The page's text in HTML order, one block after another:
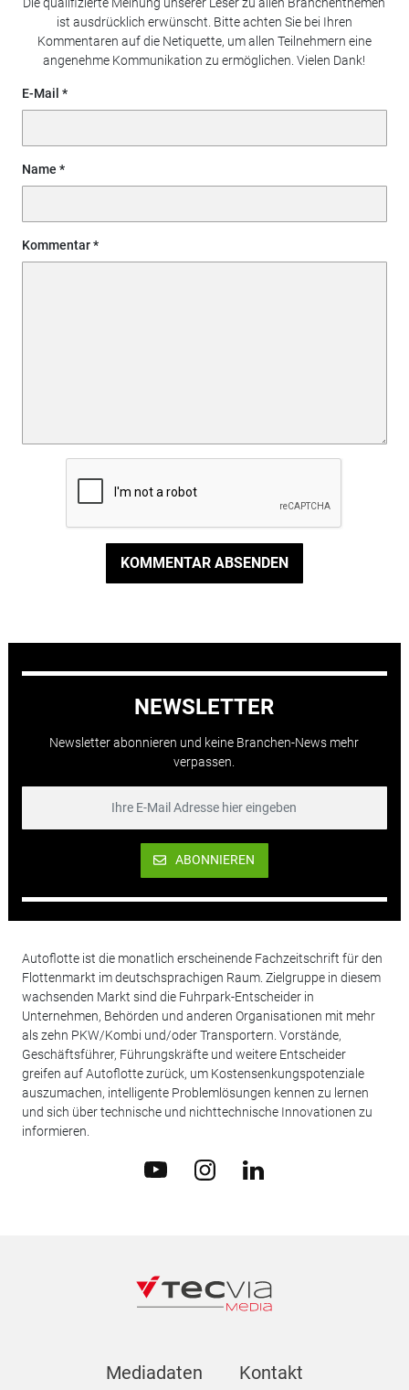
ist ausdrücklich erwünscht. Bitte achten Sie bei Ihren
Kommentaren auf die Netiquette, um allen Teilnehmern eine
angenehme Kommunikation zu ermöglichen. Vielen Dank!
E-Mail
Name
Kommentar
KOMMENTAR ABSENDEN
NEWSLETTER
Newsletter abonnieren und keine Branchen-News mehr
verpassen.
ABONNIEREN
Autoflotte ist die monatlich erscheinende Fachzeitschrift für den
Flottenmarkt im deutschsprachigen Raum. Zielgruppe in diesem
wachsenden Markt sind die Fuhrpark-Entscheider in
Unternehmen, Behörden und anderen Organisationen mit mehr
als zehn PKW/Kombi und/oder Transportern. Vorstände,
Geschäftsführer, Führungskräfte und weitere Entscheider
greifen auf Autoflotte zurück, um Kostensenkungspotenziale
auszumachen, intelligente Problemlösungen kennen zu lernen
und sich über technische und nichttechnische Innovationen zu
informieren.
Mediadaten Kontakt